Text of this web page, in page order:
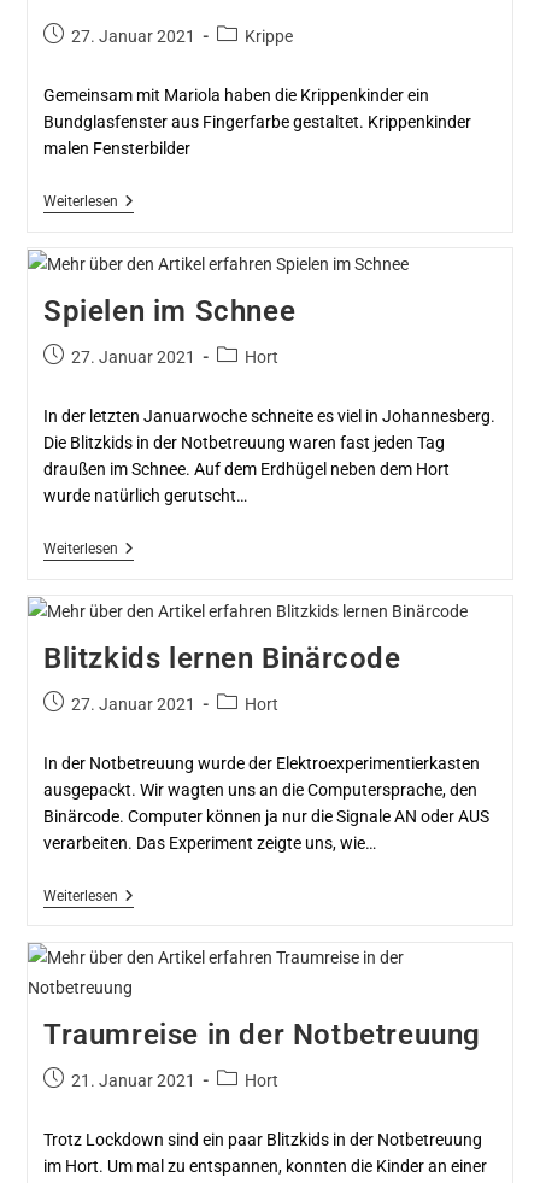
27. Januar 2021 Krippe
Gemeinsam mit Mariola haben die Krippenkinder ein
Bundglasfenster aus Fingerfarbe gestaltet. Krippenkinder
malen Fensterbilder
Weiterlesen
Spielen im Schnee
27. Januar 2021 Hort
In der letzten Januarwoche schneite es viel in Johannesberg.
Die Blitzkids in der Notbetreuung waren fast jeden Tag
draußen im Schnee. Auf dem Erdhügel neben dem Hort
wurde natürlich gerutscht…
Weiterlesen
Blitzkids lernen Binärcode
27. Januar 2021 Hort
In der Notbetreuung wurde der Elektroexperimentierkasten
ausgepackt. Wir wagten uns an die Computersprache, den
Binärcode. Computer können ja nur die Signale AN oder AUS
verarbeiten. Das Experiment zeigte uns, wie…
Weiterlesen
Traumreise in der Notbetreuung
21. Januar 2021 Hort
Trotz Lockdown sind ein paar Blitzkids in der Notbetreuung
im Hort. Um mal zu entspannen, konnten die Kinder an einer